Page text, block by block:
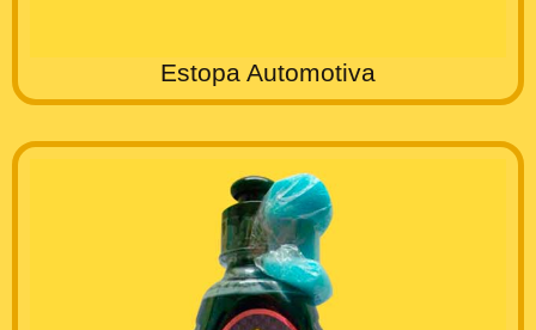
Estopa Automotiva